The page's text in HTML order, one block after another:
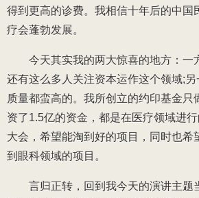
得到更高的诊费。我相信十年后的中国
疗会蓬勃发展。
今天其实我的两大惊喜的地方：一
还有这么多人关注资本运作这个领域;另
质量都蛮高的。我所创立的约印基金只
资了1.5亿的资金，都是在医疗领域进
大会，希望能淘到好的项目，同时也希
到眼科领域的项目。
言归正转，回到我今天的演讲主题